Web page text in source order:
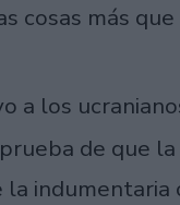
cosas más
a los
de que
indumentaria